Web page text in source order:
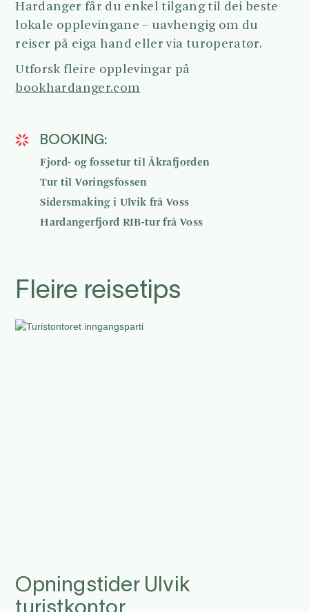
Hardanger får du enkel tilgang til dei beste
lokale opplevingane – uavhengig om du
reiser på eiga hand eller via turoperatør.
Utforsk fleire opplevingar på
bookhardanger.com
BOOKING:
Fjord- og fossetur til Åkrafjorden
Tur til Vøringsfossen
Sidersmaking i Ulvik frå Voss
Hardangerfjord RIB-tur frå Voss
Fleire reisetips
Opningstider Ulvik